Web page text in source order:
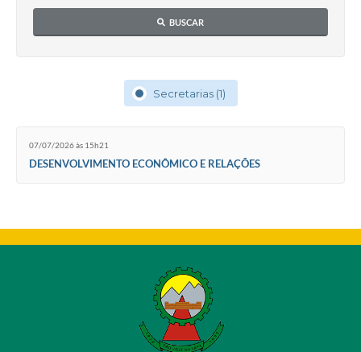
BUSCAR
Secretarias (1)
07/07/2026 às 15h21
DESENVOLVIMENTO ECONÔMICO E RELAÇÕES